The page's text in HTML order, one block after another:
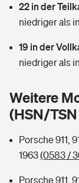
Sie haben
Hochwasser-
Wer versichert
Sie haben
Hundehalter-
Private
Zur Übersicht
Tools
Wer versichert
Sie haben Fragen?
Rentenrechner:
22 in der
niedriger als
19 in der
niedriger als
Weitere
(HSN/
Porsche 911,
1963(0583 /
Porsche 911,